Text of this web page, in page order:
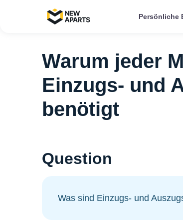
Persönliche
Warum jeder
Einzugs- und
benötigt
Question
Was sind Einzugs- und